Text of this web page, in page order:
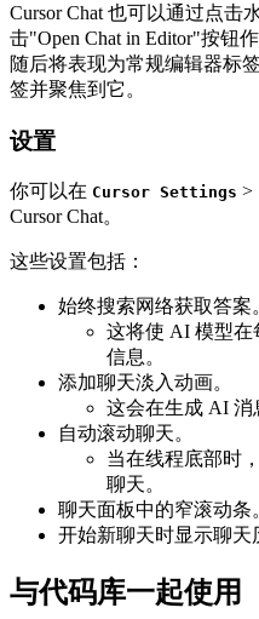
Cursor Chat 也可以通过点击
击"Open Chat in Editor"按钮
随后将表现为常规编辑器标
签并聚焦到它。
设置
你可以在 Cursor Settings >
Cursor Chat。
这些设置包括：
始终搜索网络获取答案
这将使 AI 模型在
信息。
添加聊天淡入动画。
这会在生成 AI 消
自动滚动聊天。
当在线程底部时
聊天。
聊天面板中的窄滚动条
开始新聊天时显示聊天
与代码库一起使用